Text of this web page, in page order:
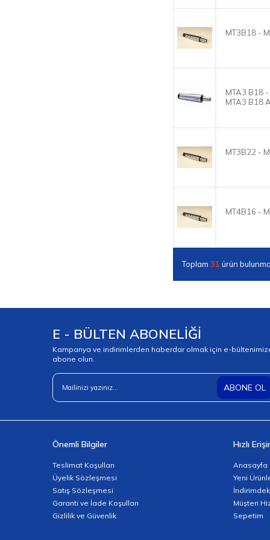
MT3B18 -
MTA3 B18
MTA3 B18
MT3B22 -
MT4B16 -
Toplam 31 ürün
E - BÜLTEN ABONELİĞİ
Kampanya ve indirimlerden haberdar olmak için e-
abone olun.
ABONE OL
Önemli Bilgiler
Teslimat Koşulları
Üyelik Sözleşmesi
Satış Sözleşmesi
Garanti ve İade Koşulları
Gizlilik ve Güvenlik
Hızlı
Anasayfa
Yeni
Müşteri
Sepetim